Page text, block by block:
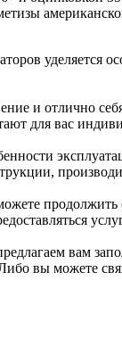
и отлично
для вас
вам
вы можете